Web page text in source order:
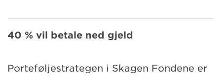
40 % vil betale ned gjeld
Porteføljestrategen i Skagen Fondene er